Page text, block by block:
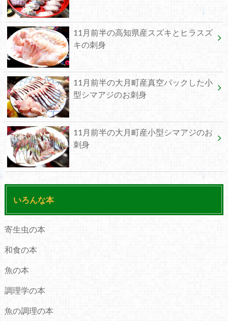
11月前半の高知県産スズキとヒラスズ
キの刺身
11月前半の大月町産真空パックした小
型シマアジのお刺身
11月前半の大月町産小型シマアジのお
刺身
いろんな本
寄生虫の本
和食の本
魚の本
調理学の本
魚の調理の本